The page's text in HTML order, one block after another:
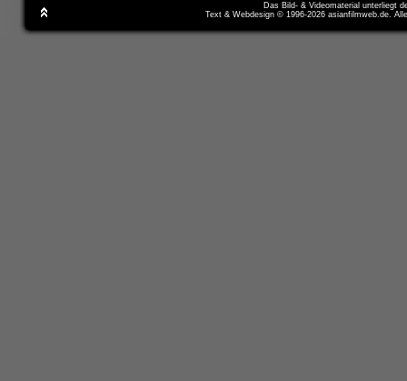
Das Bild- & Videomaterial unterliegt
Text & Webdesign © 1996-2026 asianfilmweb.de.